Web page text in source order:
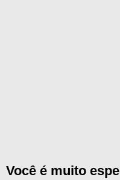
Você é muito